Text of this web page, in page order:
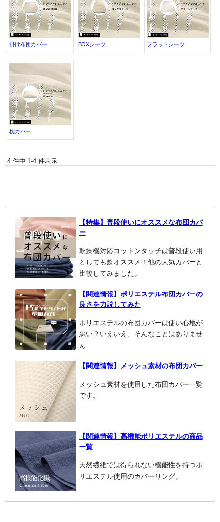
掛け布団カバー BOXシーツ フラットシーツ
枕カバー
4 件中 1-4 件表示
【特集】普段使いにオススメな布団カバ
ー
乾燥機対応コットンタッチは普段使い用
としても超オススメ！他の人気カバーと
比較してみました。
【関連情報】ポリエステル布団カバーの
良さを力説してみた
ポリエステルの布団カバーは使い心地が
悪い？いえいえ、そんなことはありませ
ん
【関連情報】メッシュ素材の布団カバー
メッシュ素材を使用した布団カバー一覧
です。
【関連情報】高機能ポリエステルの商品
一覧
天然繊維では得られない機能性を持つポ
リエステル使用のカバーリング。